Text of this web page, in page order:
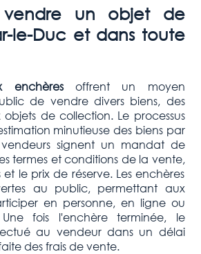
vendre un objet de
le-Duc et dans toute
enchèresoffrent un moyen
de vendre divers biens, des
de collection. Le processus
minutieuse des biens par
vendeurs signent un mandat de
termes et conditions de la vente,
et le prix de réserve. Les enchères
au public, permettant aux
en personne, en ligne ou
fois l'enchère terminée, le
au vendeur dans un délai
des frais de vente.